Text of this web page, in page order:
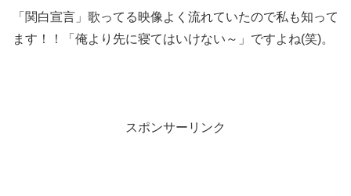
「関白宣言」歌ってる映像よく流れていたので私も知って
ます！！「俺より先に寝てはいけない～」ですよね(笑)。
スポンサーリンク